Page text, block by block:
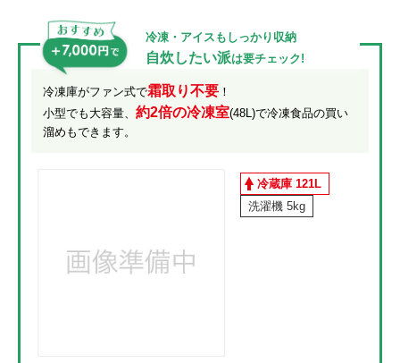
冷凍・アイスもしっかり収納
自炊したい派は要チェック!
冷凍庫がファン式で霜取り不要 ！
小型でも大容量、約2倍の冷凍室(48L)で冷凍食品の買い
溜めもできます。
冷蔵庫 121L
洗濯機 5kg